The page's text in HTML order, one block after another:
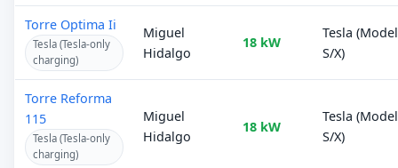
Torre Optima Ii
Tesla (Tesla-only
charging)
Miguel
Hidalgo
18 kW
Tesla (Model
S/X)
Torre Reforma
115
Tesla (Tesla-only
charging)
Miguel
Hidalgo
18 kW
Tesla (Model
S/X)